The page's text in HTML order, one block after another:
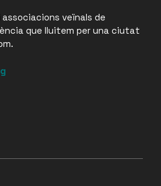
veïnals de
que lluitem per una ciutat